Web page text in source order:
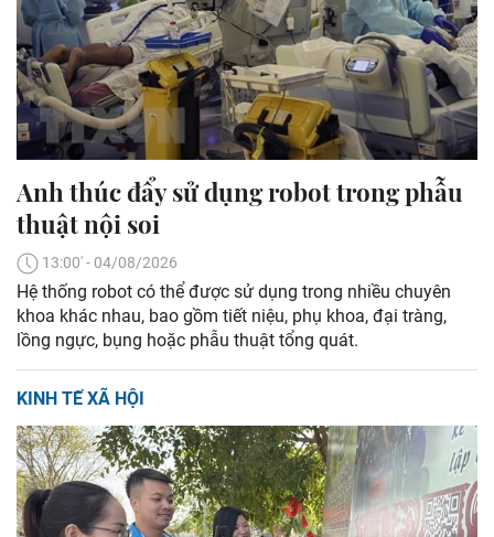
Anh thúc đẩy sử dụng robot trong phẫu
thuật nội soi
13:00' - 04/08/2026
Hệ thống robot có thể được sử dụng trong nhiều chuyên
khoa khác nhau, bao gồm tiết niệu, phụ khoa, đại tràng,
lồng ngực, bụng hoặc phẫu thuật tổng quát.
KINH TẾ XÃ HỘI